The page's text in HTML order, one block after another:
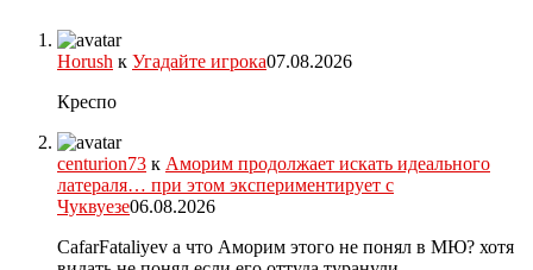
Horush к Угадайте игрока07.08.2026
Креспо
centurion73 к Аморим продолжает искать идеального
латераля… при этом экспериментирует с
Чуквуезе06.08.2026
CafarFataliyev а что Аморим этого не понял в МЮ? хотя